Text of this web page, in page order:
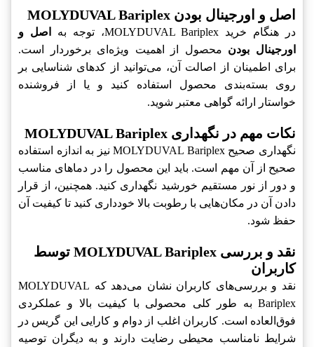
اصل و اورجینال بودن MOLYDUVAL Bariplex
در هنگام خرید MOLYDUVAL Bariplex، توجه به
اصل و
اورجینال بودن محصول از اهمیت ویژه‌ای برخوردار است.
برای اطمینان از اصالت آن، می‌توانید از کدهای شناسایی بر
روی بسته‌بندی محصول استفاده کنید و یا از فروشنده
خواستار ارائه گواهی معتبر شوید.
نکات مهم در نگهداری MOLYDUVAL Bariplex
نگهداری صحیح MOLYDUVAL Bariplex نیز به اندازه استفاده
صحیح از آن مهم است. باید این محصول را در دماهای مناسب
و دور از نور مستقیم خورشید نگهداری کنید. همچنین، از قرار
دادن آن در مکان‌هایی با رطوبت بالا خودداری کنید تا کیفیت آن
حفظ شود.
نقد و بررسی MOLYDUVAL Bariplex توسط
کاربران
نقد و بررسی‌های کاربران نشان می‌دهد که MOLYDUVAL
Bariplex به طور کلی محصولی با کیفیت بالا و عملکردی
فوق‌العاده است. کاربران اغلب از دوام و کارایی این گریس در
شرایط نامناسب محیطی رضایت دارند و به دیگران توصیه